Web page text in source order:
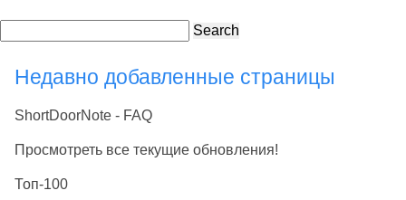
Search
Недавно добавленные страницы
ShortDoorNote - FAQ
Просмотреть все текущие обновления!
Топ-100